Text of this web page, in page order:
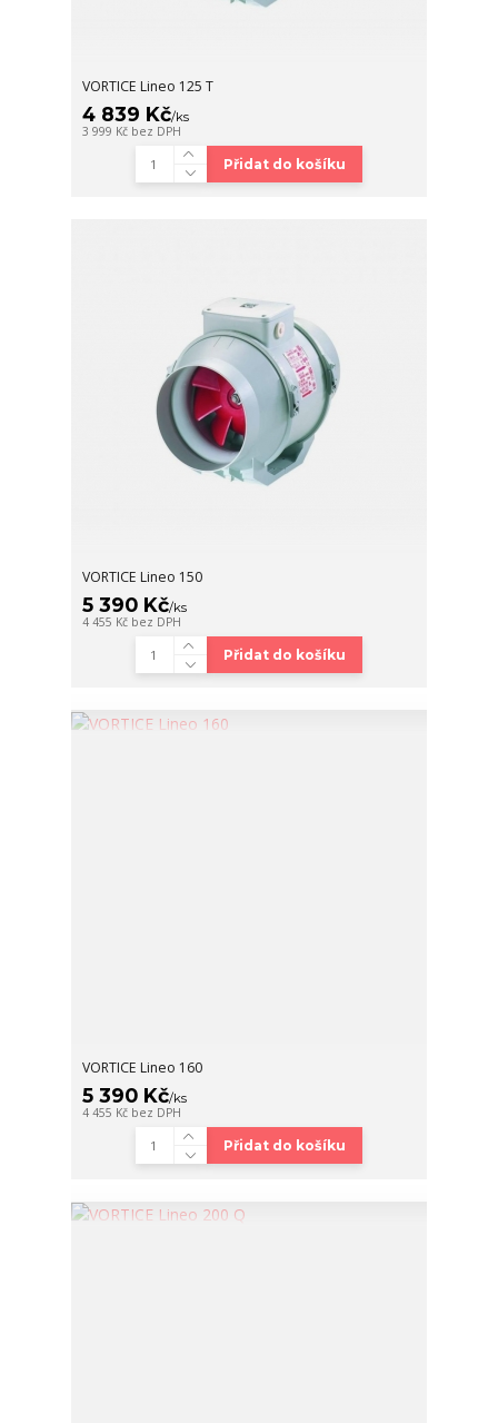
VORTICE Lineo 125 T
4 839 Kč/ks
3 999 Kč bez DPH
Přidat do košíku
VORTICE Lineo 150
5 390 Kč/ks
4 455 Kč bez DPH
Přidat do košíku
VORTICE Lineo 160
5 390 Kč/ks
4 455 Kč bez DPH
Přidat do košíku